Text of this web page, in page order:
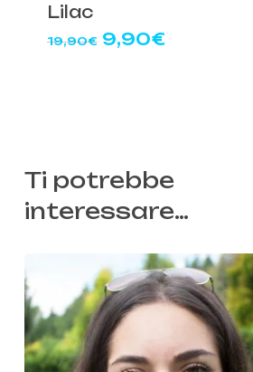
Lilac
19,90€ Il
9,90€Il
Ti potrebbe
interessare…